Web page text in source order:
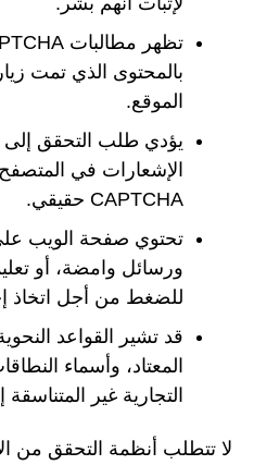
بالمحتوى الذي تمت
الموقع.
يؤدي طلب التحقق إلى
الإشعارات في
CAPTCHA حقيقي.
تحتوي صفحة الويب
ورسائل وامضة، أو
للضغط من أجل اتخاذ
قد تشير القواعد
المعتاد، وأسماء
التجارية غير